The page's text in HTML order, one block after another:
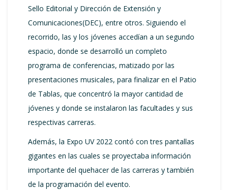
Sello Editorial y Dirección de Extensión y
Comunicaciones(DEC), entre otros. Siguiendo el
recorrido, las y los jóvenes accedían a un segundo
espacio, donde se desarrolló un completo
programa de conferencias, matizado por las
presentaciones musicales, para finalizar en el Patio
de Tablas, que concentró la mayor cantidad de
jóvenes y donde se instalaron las facultades y sus
respectivas carreras.
Además, la Expo UV 2022 contó con tres pantallas
gigantes en las cuales se proyectaba información
importante del quehacer de las carreras y también
de la programación del evento.